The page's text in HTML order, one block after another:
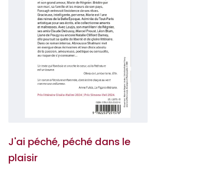
J'ai péché, péché dans le
plaisir